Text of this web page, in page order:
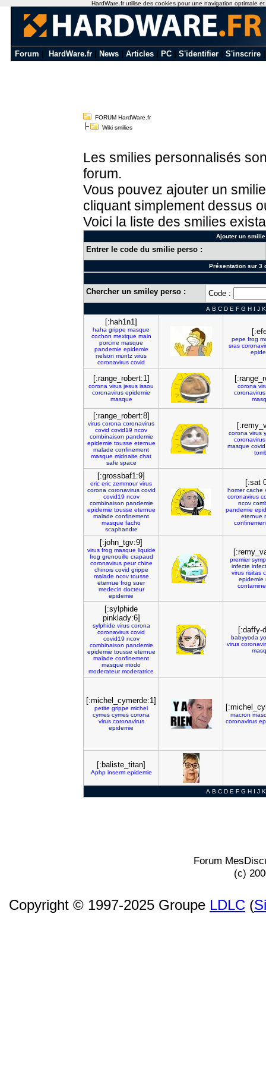
Forum HardWare.fr News Articles PC S'identifier S'inscrire
FORUM HardWare.fr
Wiki smilies
Les smilies personnalisés
forum.
Vous pouvez ajouter un
cliquant simplement dessus
Voici la liste des smilies
Ajouter un
Entrer le code du smilie perso :
Présentation sur 3
Chercher un smiley perso : Code :
A B C D E F G H I J K
[:hah1n1]
haha grippe masque
cochon mexique main
porcine masque
pandemie epidemie
nelson muntz virus
coronavirus covid
pepe frog
sras
[:range_robert:1]
corona virus jesus issou
coronavirus epidemie
masque
corona
coronavirus
[:range_robert:8]
virus corona coronavirus
covid covid19 ncov
combinaison pandemie
epidemie tousse eternue
malade confinement
masque midnaite chat
safe space
corona virus
coronavirus
masque covid
[:grossbaf1:9]
eric eric zemmour virus
corona coronavirus covid
covid19 ncov
combinaison pandemie
epidemie tousse eternue
malade confinement
masque facho
scaphandre
[:sat
homer cache
coronavirus
ncov
pandemie
eternue
[:john_tgv:9]
virus frog masque liquide
frog grenouille crapaud
coronavirus peur chine
chinois covid grippe
malade ncov tousse
eternue frog suer
medecin docteur
epidemie
premier
infecte
virus risitas
epidemie
contamine
[:sylphide
pinklady:6]
sylphide virus corona
coronavirus covid
covid19 ncov
combinaison pandemie
epidemie tousse eternue
malade confinement
masque modo
moderateur moderatrice
[:daffy-
babyyoda
virus
[:michel_cymerde:1]
petite grippe michel
cymes cymes corona
virus coronavirus
epidemie
macron
coronavirus
[:baliste_titan]
Aphp inserm epidemie
A B C D E F G H I J K
Forum
(c)
Copyright © 1997-2025 Groupe LDLC (
HardWare.fr utilise des cookies pour une navigation optimale